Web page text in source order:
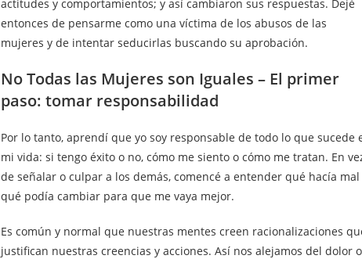
actitudes y comportamientos; y así cambiaron sus respuestas. Dejé
entonces de pensarme como una víctima de los abusos de las
mujeres y de intentar seducirlas buscando su aprobación.
No Todas las Mujeres son Iguales – El primer
paso: tomar responsabilidad
Por lo tanto, aprendí que yo soy responsable de todo lo que sucede
mi vida: si tengo éxito o no, cómo me siento o cómo me tratan. En
de señalar o culpar a los demás, comencé a entender qué hacía mal
qué podía cambiar para que me vaya mejor.
Es común y normal que nuestras mentes creen racionalizaciones
justifican nuestras creencias y acciones. Así nos alejamos del dolor o